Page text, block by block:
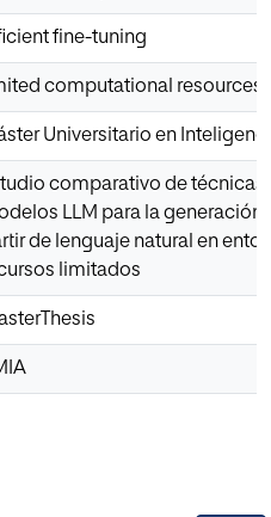
fine-tuning
computational resources
Universitario en
comparativo de técnicas
LLM para la generación
de lenguaje natural en
limitados